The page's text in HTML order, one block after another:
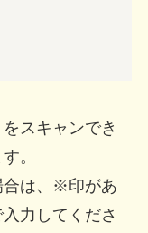
スキャンでき
。
合は、※印があ
力してくださ